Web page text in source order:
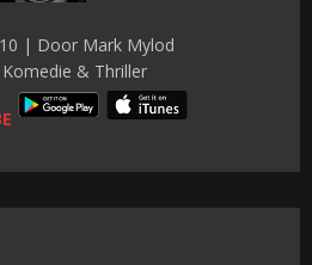
| Door Mark Mylod
& Thriller